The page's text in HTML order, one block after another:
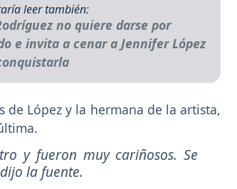
leer también:
no quiere darse por
e invita a cenar a Jennifer López
de López y la hermana de la artista,
y fueron muy cariñosos. Se
la fuente.